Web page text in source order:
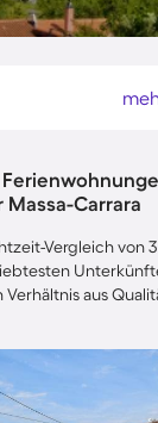
Carrara
Vergleich von
aus